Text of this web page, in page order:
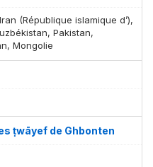
(République islamique d’),
Pakistan,
Mongolie
ṭwāyef de Ghbonten